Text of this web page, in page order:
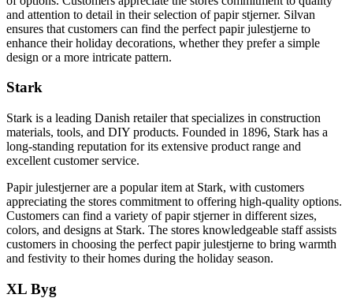
and attention to detail in their selection of papir stjerner. Silvan
ensures that customers can find the perfect papir julestjerne to
enhance their holiday decorations, whether they prefer a simple
design or a more intricate pattern.
Stark
Stark is a leading Danish retailer that specializes in construction
materials, tools, and DIY products. Founded in 1896, Stark has a
long-standing reputation for its extensive product range and
excellent customer service.
Papir julestjerner are a popular item at Stark, with customers
appreciating the stores commitment to offering high-quality options.
Customers can find a variety of papir stjerner in different sizes,
colors, and designs at Stark. The stores knowledgeable staff assists
customers in choosing the perfect papir julestjerne to bring warmth
and festivity to their homes during the holiday season.
XL Byg